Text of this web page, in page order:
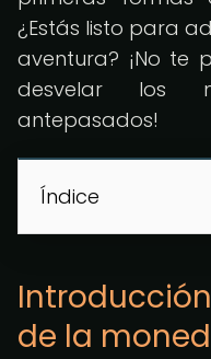
¿Estás listo para
aventura? ¡No te
desvelar los
antepasados!
Índice
de la